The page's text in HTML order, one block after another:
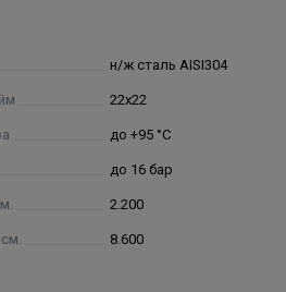
н/ж сталь AISI304
22х22
до +95 °С
до 16 бар
2.200
8.600